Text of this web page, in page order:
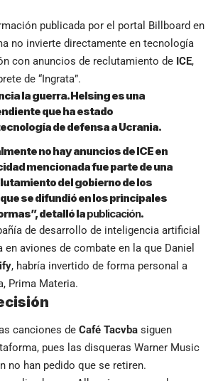
publicada por el portal Billboard en
no invierte directamente en tecnología
con anuncios de reclutamiento de ICE,
de “Ingrata”.
la guerra. Helsing es una
que ha estado
de defensa a Ucrania.
no hay anuncios de ICE en
mencionada fue parte de una
del gobierno de los
se difundió en los principales
detalló lapublicación.
de desarrollo de inteligencia artificial
en aviones de combate en la que Daniel
, habría invertido de forma personal a
Prima Materia.
canciones de Café Tacvba siguen
pues las disqueras Warner Music
no han pedido que se retiren.